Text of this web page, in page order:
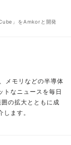
」をAmkorと開発
メモリなどの半導体
トなニュースを毎日
の拡大とともに成
ます。